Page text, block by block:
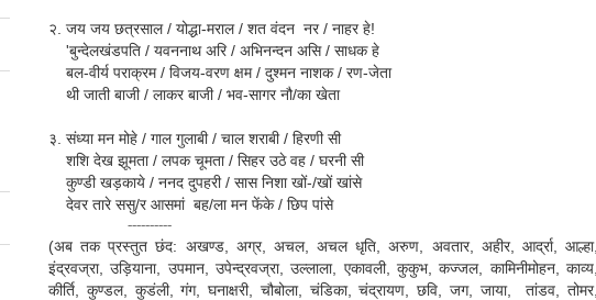
२. जय जय छत्रसाल / योद्धा-मराल / शत वंदन नर / नाहर हे!
'बुन्देलखंडपति / यवननाथ अरि / अभिनन्दन असि / साधक हे
बल-वीर्य पराक्रम / विजय-वरण क्षम / दुश्मन नाशक / रण-जेता
थी जाती बाजी / लाकर बाजी / भव-सागर नौ/का खेता
३. संध्या मन मोहे / गाल गुलाबी / चाल शराबी / हिरणी सी
शशि देख झूमता / लपक चूमता / सिहर उठे वह / घरनी सी
कुण्डी खड़काये / ननद दुपहरी / सास निशा खों-/खों खांसे
देवर तारे ससु/र आसमां बह/ला मन फेंके / छिप पांसे
----------
(अब तक प्रस्तुत छंद: अखण्ड, अग्र, अचल, अचल धृति, अरुण, अवतार, अहीर, आर्द्रा, आल्हा,
इंद्रवज्रा, उड़ियाना, उपमान, उपेन्द्रवज्रा, उल्लाला, एकावली, कुकुभ, कज्जल, कामिनीमोहन, काव्य,
कीर्ति, कुण्डल, कुडंली, गंग, घनाक्षरी, चौबोला, चंडिका, चंद्रायण, छवि, जग, जाया, तांडव, तोमर,